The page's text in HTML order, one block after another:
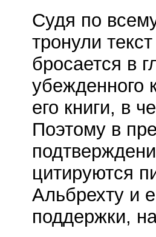
Судя по
тронули
бросается в
убежденного
его книги, в
Поэтому в
цитируются
Альбрехту и
поддержки,